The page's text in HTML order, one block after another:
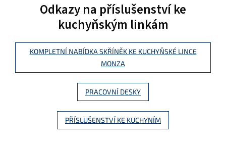
Odkazy na příslušenství ke
kuchyňským linkám
KOMPLETNÍ NABÍDKA SKŘÍNĚK KE KUCHYŇSKÉ LINCE
MONZA
PRACOVNÍ DESKY
PŘÍSLUŠENSTVÍ KE KUCHYNÍM